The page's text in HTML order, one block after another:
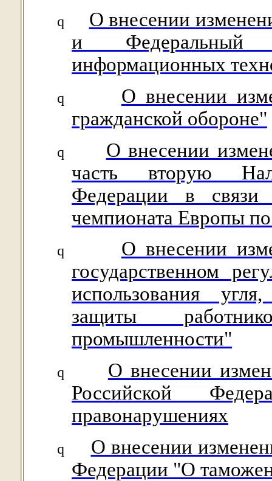
q
О внесении
и
информационных
q
О внесении
гражданской обороне"
q
О внесении
часть вторую
Федерации в связи
чемпионата Европы
q
О внесении
государственном
использования
защиты
промышленности"
q
О внесении
Российской
правонарушениях
q
О внесении
Федерации "О